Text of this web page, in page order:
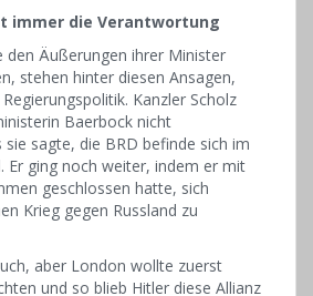
immer die Verantwortung
den Äußerungen ihrer Minister
stehen hinter diesen Ansagen,
Kanzler Scholz
Baerbock nicht
sagte, die BRD befinde sich im
Er ging noch weiter, indem er mit
geschlossen hatte, sich
Krieg gegen Russland zu
aber London wollte zuerst
und so blieb Hitler diese Allianz